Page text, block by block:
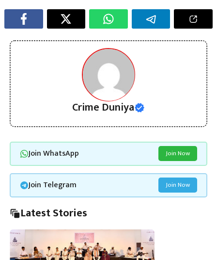
Crime Duniya
Join WhatsApp Join Now
Join Telegram Join Now
Latest Stories